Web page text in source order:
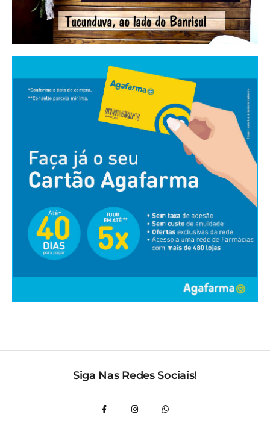
Siga Nas Redes Sociais!